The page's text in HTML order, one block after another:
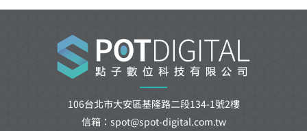
106台北市大安區基隆路二段134-1號2樓
信箱：spot@spot-digital.com.tw